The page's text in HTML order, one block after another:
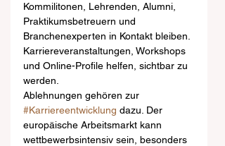
Kommilitonen, Lehrenden, Alumni,
Praktikumsbetreuern und
Branchenexperten in Kontakt bleiben.
Karriereveranstaltungen, Workshops
und Online-Profile helfen, sichtbar zu
werden.
Ablehnungen gehören zur
#Karriereentwicklung dazu. Der
europäische Arbeitsmarkt kann
wettbewerbsintensiv sein, besonders